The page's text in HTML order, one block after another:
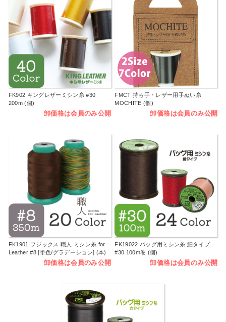
FK902 キングレザーミシン糸 #30
200m (個)
卸価格は会員のみ公開
FMCT 持ち手・レザー用手ぬい糸
MOCHITE (個)
卸価格は会員のみ公開
FK1901 フジックス 職人 ミシン糸 for
Leather #8 [単色/グラデーション] (本)
卸価格は会員のみ公開
FK19022 バッグ用ミシン糸 細タイプ
#30 100m巻 (個)
卸価格は会員のみ公開